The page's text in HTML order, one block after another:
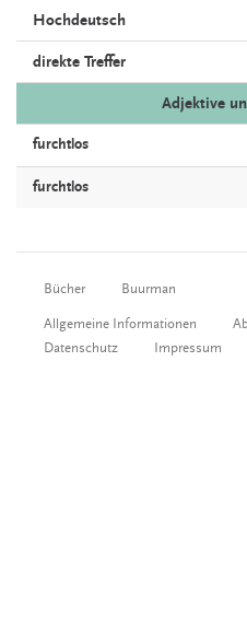
Hochdeutsch
direkte Treffer
Adjektive
furchtlos
furchtlos
Bücher Buurman
Allgemeine Informationen
Datenschutz
Impressum